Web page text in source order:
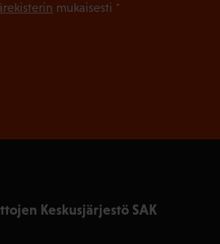
Keskusjärjestö SAK
mukaisesti *